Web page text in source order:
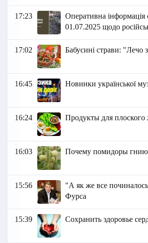
17:23
Оперативна інформація
01.07.2025 щодо
17:02 Бабусині страви: "Лечо
16:45 Новинки української
16:24 Продукты для плоского
16:03 Почему помидоры
15:56
"А як же все
Фурса
15:39 Сохранить здоровье